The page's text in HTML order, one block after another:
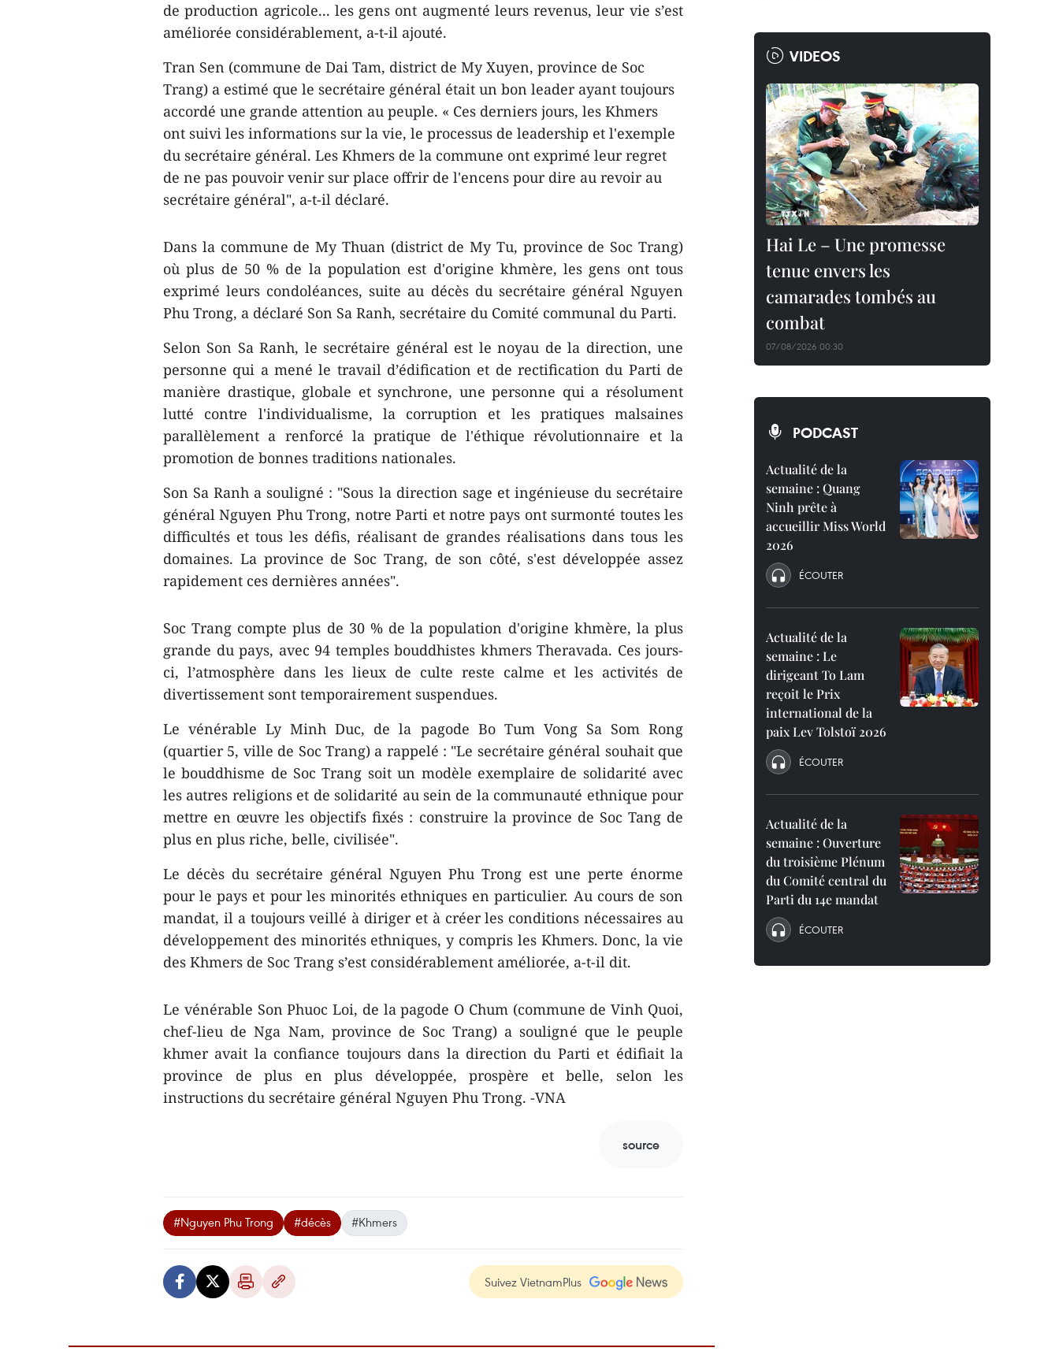
de production agricole... les gens ont augmenté leurs revenus, leur vie s’est
améliorée considérablement, a-t-il ajouté.
Tran Sen (commune de Dai Tam, district de My Xuyen, province de Soc
Trang) a estimé que le secrétaire général était un bon leader ayant toujours
accordé une grande attention au peuple. « Ces derniers jours, les Khmers
ont suivi les informations sur la vie, le processus de leadership et l'exemple
du secrétaire général. Les Khmers de la commune ont exprimé leur regret
de ne pas pouvoir venir sur place offrir de l'encens pour dire au revoir au
secrétaire général", a-t-il déclaré.
Dans la commune de My Thuan (district de My Tu, province de Soc Trang)
où plus de 50 % de la population est d'origine khmère, les gens ont tous
exprimé leurs condoléances, suite au décès du secrétaire général Nguyen
Phu Trong, a déclaré Son Sa Ranh, secrétaire du Comité communal du Parti.
Selon Son Sa Ranh, le secrétaire général est le noyau de la direction, une
personne qui a mené le travail d’édification et de rectification du Parti de
manière drastique, globale et synchrone, une personne qui a résolument
lutté contre l'individualisme, la corruption et les pratiques malsaines
parallèlement a renforcé la pratique de l'éthique révolutionnaire et la
promotion de bonnes traditions nationales.
Son Sa Ranh a souligné : "Sous la direction sage et ingénieuse du secrétaire
général Nguyen Phu Trong, notre Parti et notre pays ont surmonté toutes les
difficultés et tous les défis, réalisant de grandes réalisations dans tous les
domaines. La province de Soc Trang, de son côté, s'est développée assez
rapidement ces dernières années".
Soc Trang compte plus de 30 % de la population d'origine khmère, la plus
grande du pays, avec 94 temples bouddhistes khmers Theravada. Ces jours-
ci, l’atmosphère dans les lieux de culte reste calme et les activités de
divertissement sont temporairement suspendues.
Le vénérable Ly Minh Duc, de la pagode Bo Tum Vong Sa Som Rong
(quartier 5, ville de Soc Trang) a rappelé : "Le secrétaire général souhait que
le bouddhisme de Soc Trang soit un modèle exemplaire de solidarité avec
les autres religions et de solidarité au sein de la communauté ethnique pour
mettre en œuvre les objectifs fixés : construire la province de Soc Tang de
plus en plus riche, belle, civilisée".
Le décès du secrétaire général Nguyen Phu Trong est une perte énorme
pour le pays et pour les minorités ethniques en particulier. Au cours de son
mandat, il a toujours veillé à diriger et à créer les conditions nécessaires au
développement des minorités ethniques, y compris les Khmers. Donc, la vie
des Khmers de Soc Trang s’est considérablement améliorée, a-t-il dit.
Le vénérable Son Phuoc Loi, de la pagode O Chum (commune de Vinh Quoi,
chef-lieu de Nga Nam, province de Soc Trang) a souligné que le peuple
khmer avait la confiance toujours dans la direction du Parti et édifiait la
province de plus en plus développée, prospère et belle, selon les
instructions du secrétaire général Nguyen Phu Trong. -VNA
source
#Nguyen Phu Trong #décès #Khmers
Suivez VietnamPlus
VIDEOS
Hai Le – Une promesse
tenue envers les
camarades tombés au
combat
07/08/2026 00:30
PODCAST
Actualité de la
semaine : Quang
Ninh prête à
accueillir Miss World
2026
ÉCOUTER
Actualité de la
semaine : Le
dirigeant To Lam
reçoit le Prix
international de la
paix Lev Tolstoï 2026
ÉCOUTER
Actualité de la
semaine : Ouverture
du troisième Plénum
du Comité central du
Parti du 14e mandat
ÉCOUTER